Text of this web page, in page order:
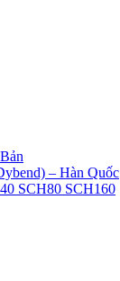
– Hàn Quốc
SCH80 SCH160